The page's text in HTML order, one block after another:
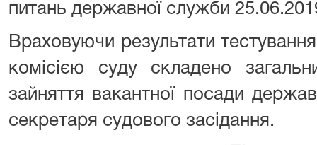
питань державної служби
Враховуючи результати
комісією суду складено
зайняття вакантної посади
секретаря судового засідання.